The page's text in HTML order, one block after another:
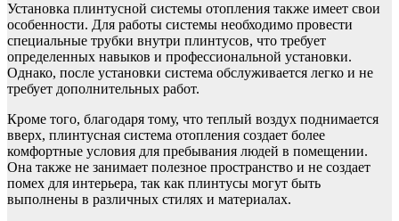
Установка плинтусной системы отопления также имеет свои
особенности. Для работы системы необходимо провести
специальные трубки внутри плинтусов, что требует
определенных навыков и профессиональной установки.
Однако, после установки система обслуживается легко и не
требует дополнительных работ.
Кроме того, благодаря тому, что теплый воздух поднимается
вверх, плинтусная система отопления создает более
комфортные условия для пребывания людей в помещении.
Она также не занимает полезное пространство и не создает
помех для интерьера, так как плинтусы могут быть
выполнены в различных стилях и материалах.